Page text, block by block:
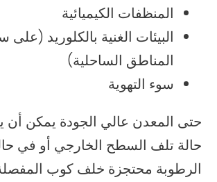
المنظفات الكيميائية
البيئات الغنية بالكلوريد (على
المناطق الساحلية)
سوء التهوية
حتى المعدن عالي الجودة يمكن أن
حالة تلف السطح الخارجي أو في
الرطوبة محتجزة خلف كوب